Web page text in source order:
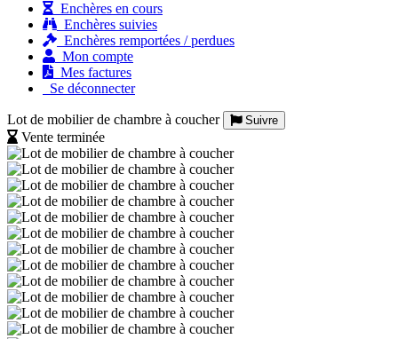
Enchères en cours
Enchères suivies
Enchères remportées / perdues
Mon compte
Mes factures
Se déconnecter
Lot de mobilier de chambre à coucher Suivre
Vente terminée